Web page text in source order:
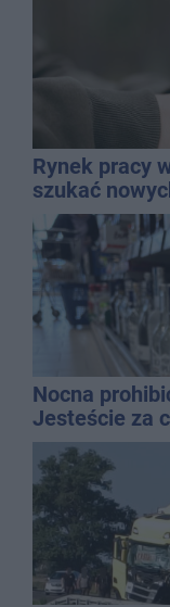
Rynek pracy
szukać
Nocna
Jesteście za